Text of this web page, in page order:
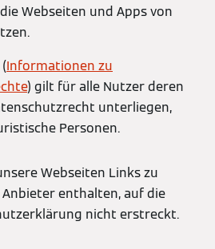
Webseiten und Apps von
Informationen zu
) gilt für alle Nutzer deren
unterliegen,
Personen.
Webseiten Links zu
enthalten, auf die
nicht erstreckt.